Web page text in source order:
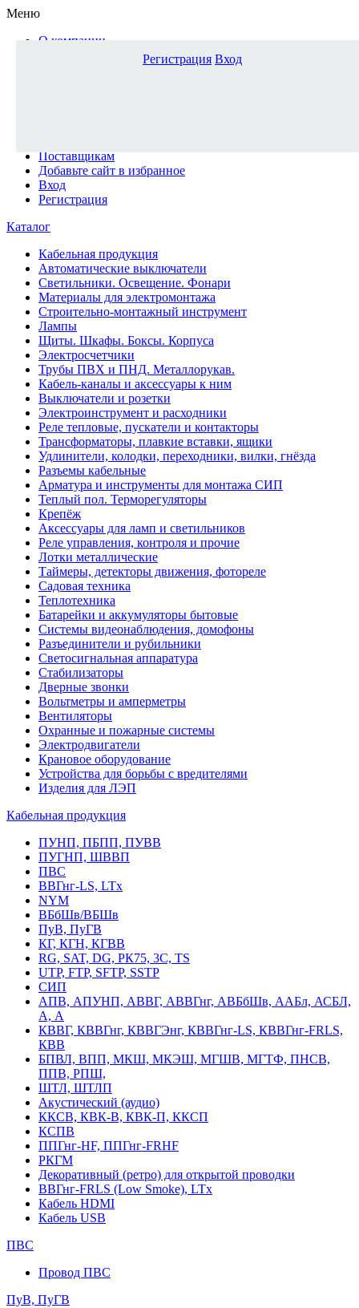
Меню
О компании
Поставщикам
Добавьте сайт в избранное
Вход
Регистрация
Каталог
Кабельная продукция
Автоматические выключатели
Светильники. Освещение. Фонари
Материалы для электромонтажа
Строительно-монтажный инструмент
Лампы
Щиты. Шкафы. Боксы. Корпуса
Электросчетчики
Трубы ПВХ и ПНД. Металлорукав.
Кабель-каналы и аксессуары к ним
Выключатели и розетки
Электроинструмент и расходники
Реле тепловые, пускатели и контакторы
Трансформаторы, плавкие вставки, ящики
Удлинители, колодки, переходники, вилки, гнёзда
Разъемы кабельные
Арматура и инструменты для монтажа СИП
Теплый пол. Терморегуляторы
Крепёж
Аксессуары для ламп и светильников
Реле управления, контроля и прочие
Лотки металлические
Таймеры, детекторы движения, фотореле
Садовая техника
Теплотехника
Батарейки и аккумуляторы бытовые
Системы видеонаблюдения, домофоны
Разъединители и рубильники
Светосигнальная аппаратура
Стабилизаторы
Дверные звонки
Вольтметры и амперметры
Вентиляторы
Охранные и пожарные системы
Электродвигатели
Крановое оборудование
Устройства для борьбы с вредителями
Изделия для ЛЭП
Кабельная продукция
ПУНП, ПБПП, ПУВВ
ПУГНП, ШВВП
ПВС
ВВГнг-LS, LTx
NYM
ВБбШв/ВБШв
ПуВ, ПуГВ
КГ, КГН, КГВВ
RG, SAT, DG, РК75, 3С, TS
UTP, FTP, SFTP, SSTP
СИП
АПВ, АПУНП, АВВГ, АВВГнг, АВБбШв, ААБл, АСБЛ,
А, А
КВВГ, КВВГнг, КВВГЭнг, КВВГнг-LS, КВВГнг-FRLS,
КВВ
БПВЛ, ВПП, МКШ, МКЭШ, МГШВ, МГТФ, ПНСВ,
ППВ, РПШ,
ШТЛ, ШТЛП
Акустический (аудио)
ККСВ, КВК-В, КВК-П, ККСП
КСПВ
ППГнг-HF, ППГнг-FRHF
РКГМ
Декоративный (ретро) для открытой проводки
ВВГнг-FRLS (Low Smoke), LTx
Кабель HDMI
Кабель USB
ПВС
Провод ПВС
ПуВ, ПуГВ
Регистрация Вход